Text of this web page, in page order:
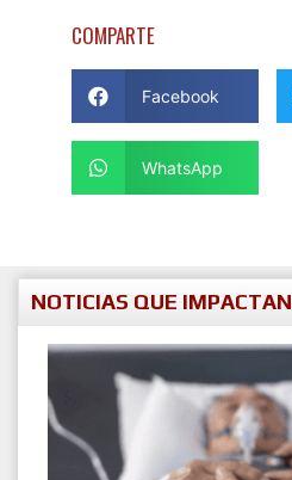
COMPARTE
Facebook
WhatsApp
NOTICIAS QUE IMPACTAN